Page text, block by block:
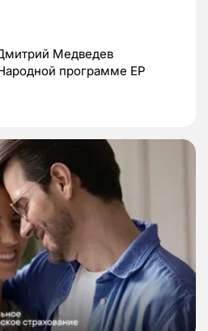
Медведев
программе ЕР